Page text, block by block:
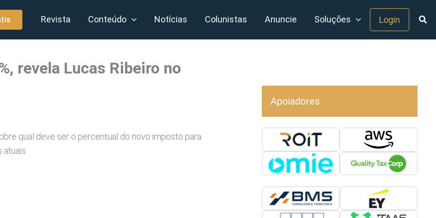
Revista Conteúdo Notícias Colunistas Anuncie Soluções Login
revela Lucas Ribeiro no
qual deve ser o percentual do novo imposto para
atuais
Apoiadores